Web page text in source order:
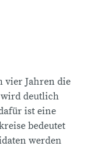
vier Jahren die
deutlich
ist eine
bedeutet
werden